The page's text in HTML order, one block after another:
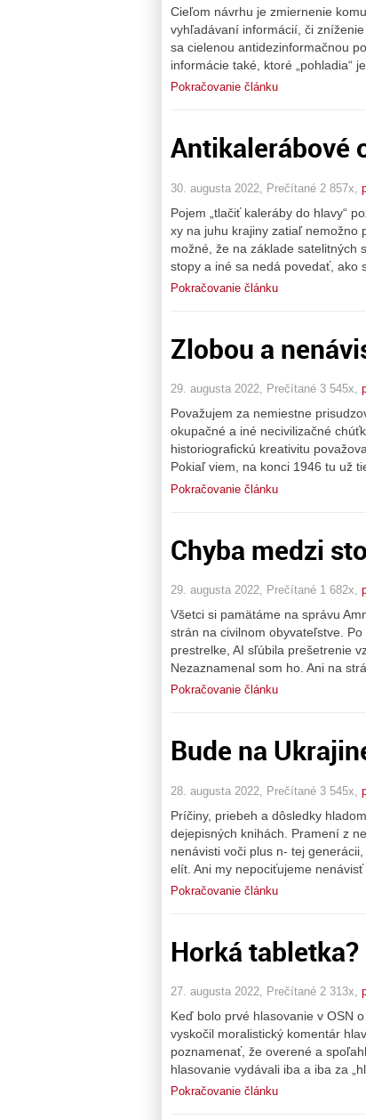
Cieľom návrhu je zmiernenie
vyhľadávaní informácií, či
sa cielenou antidezinformačnou
informácie také, ktoré „pohladia“
Pokračovanie článku
Antikalerábové
30. augusta 2022, Prečítané 2 857x,
Pojem „tlačiť kaleráby do hlavy“
xy na juhu krajiny zatiaľ nemožno
možné, že na základe satelitných
stopy a iné sa nedá povedať, ako
Pokračovanie článku
Zlobou a
29. augusta 2022, Prečítané 3 545x,
Považujem za nemiestne
okupačné a iné necivilizačné
historiografickú kreativitu
Pokiaľ viem, na konci 1946 tu už
Pokračovanie článku
Chyba medzi
29. augusta 2022, Prečítané 1 682x,
Všetci si pamätáme na správu
strán na civilnom obyvateľstve.
prestrelke, AI sľúbila prešetrenie
Nezaznamenal som ho. Ani na
Pokračovanie článku
Bude na
28. augusta 2022, Prečítané 3 545x,
Príčiny, priebeh a dôsledky
dejepisných knihách. Pramení z
nenávisti voči plus n- tej
elít. Ani my nepociťujeme
Pokračovanie článku
Horká tabletka?
27. augusta 2022, Prečítané 2 313x,
Keď bolo prvé hlasovanie v OSN
vyskočil moralistický komentár
poznamenať, že overené a
hlasovanie vydávali iba a iba za
Pokračovanie článku